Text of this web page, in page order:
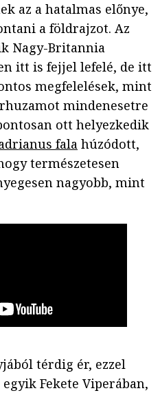
az a hatalmas előnye,
a földrajzot. Az
Nagy-Britannia
itt is fejjel lefelé, de itt
megfelelések, mint
mindenesetre
ott helyezkedik
fala húzódott,
természetesen
nagyobb, mint
térdig ér, ezzel
Fekete Viperában,